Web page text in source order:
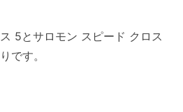
5とサロモン スピード クロス
です。